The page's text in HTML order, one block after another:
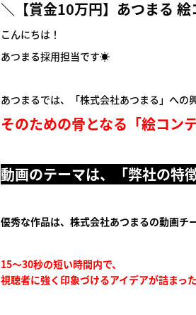
＼【賞金10万円】あつまる
こんにちは！
あつまる採用担当です☀️
あつまるでは、「株式会社あつまる」への
そのための骨となる「絵コン
動画のテーマは、「弊社の特
優秀な作品は、株式会社あつまるの動画チ
15〜30秒の短い時間内で、
視聴者に強く印象づけるアイデアが詰まっ